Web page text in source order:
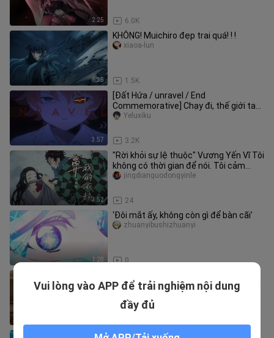
2:25 6.0K
6:35
KHÔNG! Muichiro đẹp trai quá! ! !
1.5K
xiaoa-lun
3:57
[Đất Hứa / unravel / End
Commemorative] Chạy đi, thế giới tan
nát này!
3.2K
Yeluxiku
3:52
"Rời khỏi sự lệ thuộc" Vương Yến Vĩ Tôi
không có thời gian để nói. Tôi cảm
thấy bất an, có chút bối
24
jingdianguodongyinle
1:28
‘Đôi mắt ấy, không còn gì để bàn cãi’
0
zhuanyibushizhuanyi
pháo hoa tối hôm đó là do ta bắn đấy”!
[Những Câu Chuyện Kỳ Lạ/Cảnh Báo]
Vui lòng vào APP để trải nghiệm nội dung
đầy đủ